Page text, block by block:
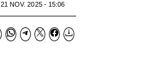
21 NOV. 2025 - 15:06